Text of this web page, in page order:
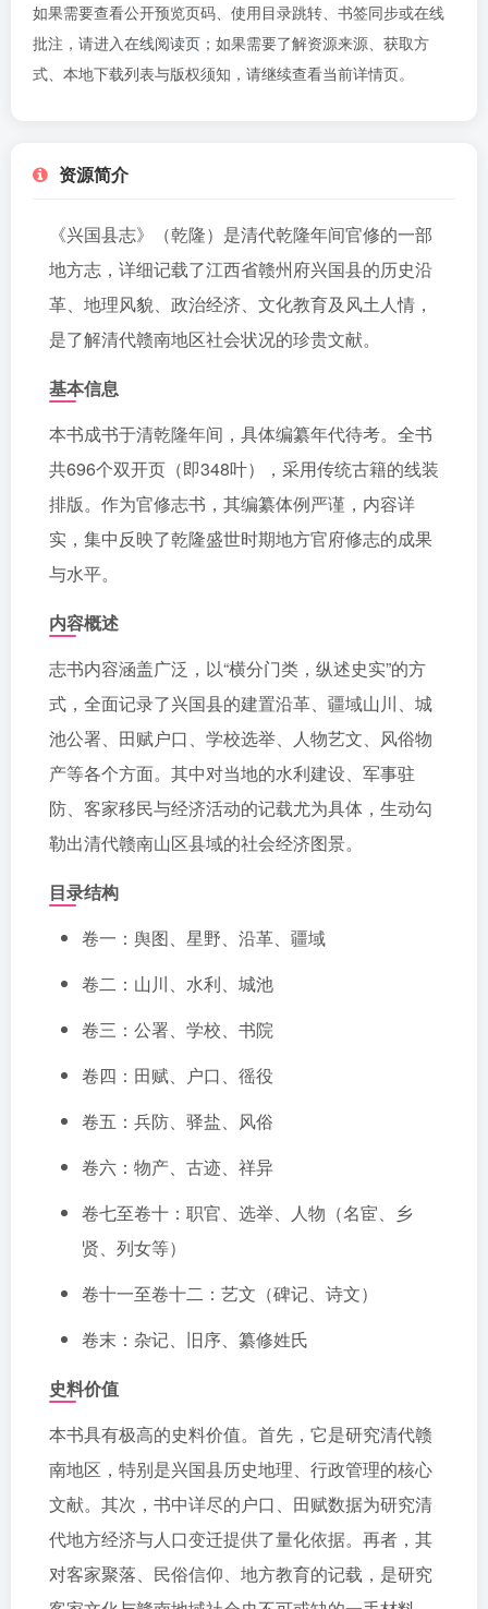
如果需要查看公开预览页码、使用目录跳转、书签同步或在线
批注，请进入在线阅读页 ；如果需要了解资源来源、获取方
式、本地下载列表与版权须知，请继续查看当前详情页。
资源简介
《兴国县志》（乾隆）是清代乾隆年间官修的一部
地方志，详细记载了江西省赣州府兴国县的历史沿
革、地理风貌、政治经济、文化教育及风土人情，
是了解清代赣南地区社会状况的珍贵文献。
基本信息
本书成书于清乾隆年间，具体编纂年代待考。全书
共696个双开页（即348叶），采用传统古籍的线装
排版。作为官修志书，其编纂体例严谨，内容详
实，集中反映了乾隆盛世时期地方官府修志的成果
与水平。
内容概述
志书内容涵盖广泛，以“横分门类，纵述史实”的方
式，全面记录了兴国县的建置沿革、疆域山川、城
池公署、田赋户口、学校选举、人物艺文、风俗物
产等各个方面。其中对当地的水利建设、军事驻
防、客家移民与经济活动的记载尤为具体，生动勾
勒出清代赣南山区县域的社会经济图景。
目录结构
卷一：舆图、星野、沿革、疆域
卷二：山川、水利、城池
卷三：公署、学校、书院
卷四：田赋、户口、徭役
卷五：兵防、驿盐、风俗
卷六：物产、古迹、祥异
卷七至卷十：职官、选举、人物（名宦、乡
贤、列女等）
卷十一至卷十二：艺文（碑记、诗文）
卷末：杂记、旧序、纂修姓氏
史料价值
本书具有极高的史料价值。首先，它是研究清代赣
南地区，特别是兴国县历史地理、行政管理的核心
文献。其次，书中详尽的户口、田赋数据为研究清
代地方经济与人口变迁提供了量化依据。再者，其
对客家聚落、民俗信仰、地方教育的记载，是研究